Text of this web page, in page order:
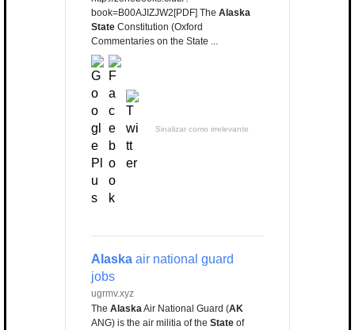
book=B00AJIZJW2[PDF] The Alaska
State Constitution (Oxford
Commentaries on the State ...
Sinalizar como irrelevante
Alaska air national guard
jobs
ugrmv.xyz
The AlaskaAir National Guard (AK
ANG) is the air militia of the State of